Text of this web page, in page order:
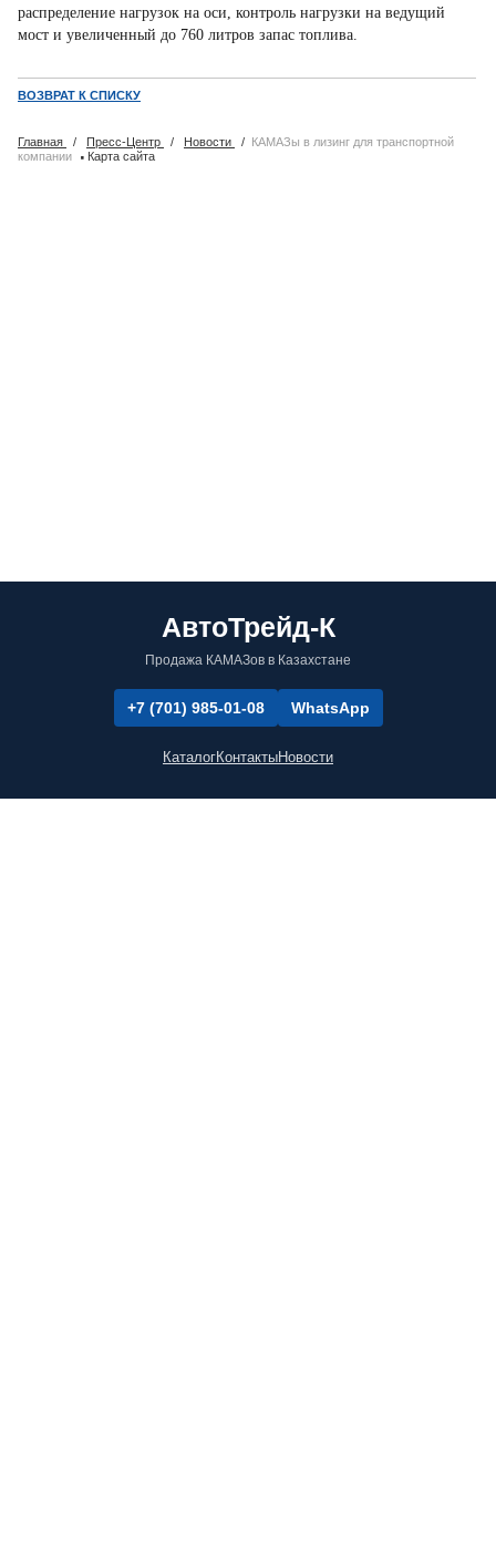
распределение нагрузок на оси, контроль нагрузки на ведущий
мост и увеличенный до 760 литров запас топлива.
ВОЗВРАТ К СПИСКУ
Главная / Пресс-Центр / Новости / КАМАЗы в лизинг для транспортной
компании
·Карта сайта
АвтоТрейд-К
Продажа КАМАЗов в Казахстане
+7 (701) 985-01-08 WhatsApp
КаталогКонтактыНовости